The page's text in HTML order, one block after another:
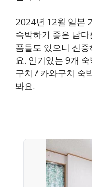
2024년 12월 일본
숙박하기 좋은 남
품들도 있으니 신
요. 인기있는 9개
구치 / 카와구치 숙
봐요.